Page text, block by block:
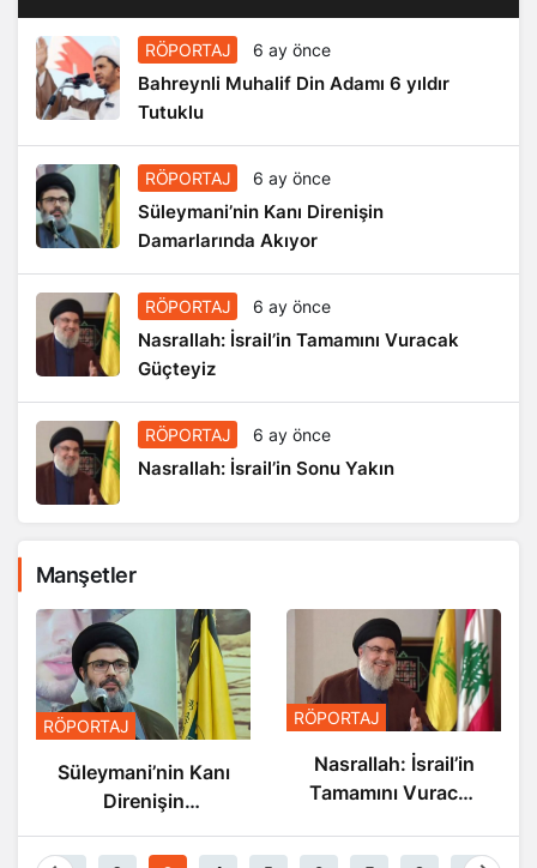
RÖPORTAJ 6 ay önce
Bahreynli Muhalif Din Adamı 6 yıldır
Tutuklu
RÖPORTAJ 6 ay önce
Süleymani’nin Kanı Direnişin
Damarlarında Akıyor
RÖPORTAJ 6 ay önce
Nasrallah: İsrail’in Tamamını Vuracak
Güçteyiz
RÖPORTAJ 6 ay önce
Nasrallah: İsrail’in Sonu Yakın
Manşetler
RÖPORTAJ
Süleymani’nin Kanı
Direnişin
Damarlarında
Akıyor
RÖPORTAJ
Nasrallah: İsrail’in
Tamamını Vuracak